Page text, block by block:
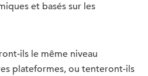
et basés sur les
ils le même niveau
plateformes, ou tenteront-ils